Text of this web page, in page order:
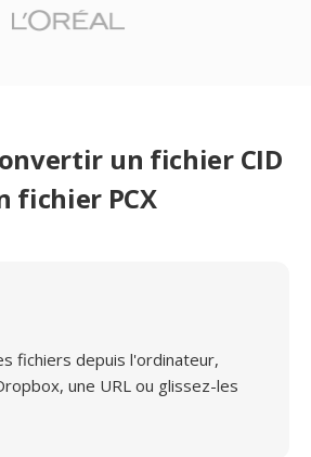
un fichier CID
fichier PCX
fichiers depuis l'ordinateur,
une URL ou glissez-les